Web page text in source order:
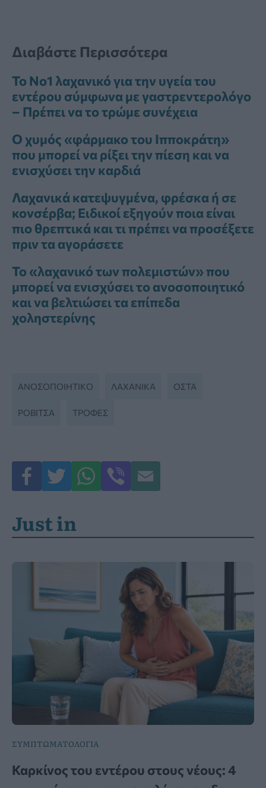
Διαβάστε Περισσότερα
Το Νο1 λαχανικό για την υγεία του
εντέρου σύμφωνα με γαστρεντερολόγο
– Πρέπει να το τρώμε συνέχεια
Ο χυμός «φάρμακο του Ιπποκράτη»
που μπορεί να ρίξει την πίεση και να
ενισχύσει την καρδιά
Λαχανικά κατεψυγμένα, φρέσκα ή σε
κονσέρβα; Ειδικοί εξηγούν ποια είναι
πιο θρεπτικά και τι πρέπει να προσέξετε
πριν τα αγοράσετε
Το «λαχανικό των πολεμιστών» που
μπορεί να ενισχύσει το ανοσοποιητικό
και να βελτιώσει τα επίπεδα
χοληστερίνης
ΑΝΟΣΟΠΟΙΗΤΙΚΌ ΛΑΧΑΝΙΚΆ ΟΣΤΆ
ΡΟΒΊΤΣΑ ΤΡΟΦΈΣ
Just in
ΣΥΜΠΤΩΜΑΤΟΛΟΓΙΑ
Καρκίνος του εντέρου στους νέους: 4